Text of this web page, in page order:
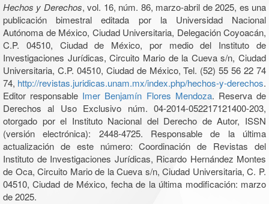
Hechos y Derechos, vol. 16, núm. 86, marzo-abril de 2025, es una
publicación bimestral editada por la Universidad Nacional
Autónoma de México, Ciudad Universitaria, Delegación Coyoacán,
C.P. 04510, Ciudad de México, por medio del Instituto de
Investigaciones Jurídicas, Circuito Mario de la Cueva s/n, Ciudad
Universitaria, C.P. 04510, Ciudad de México, Tel. (52) 55 56 22 74
74, http://revistas.juridicas.unam.mx/index.php/hechos-y-derechos.
Editor responsable Imer Benjamín Flores Mendoza. Reserva de
Derechos al Uso Exclusivo núm. 04-2014-052217121400-203,
otorgado por el Instituto Nacional del Derecho de Autor, ISSN
(versión electrónica): 2448-4725. Responsable de la última
actualización de este número: Coordinación de Revistas del
Instituto de Investigaciones Jurídicas, Ricardo Hernández Montes
de Oca, Circuito Mario de la Cueva s/n, Ciudad Universitaria, C. P.
04510, Ciudad de México, fecha de la última modificación: marzo
de 2025.